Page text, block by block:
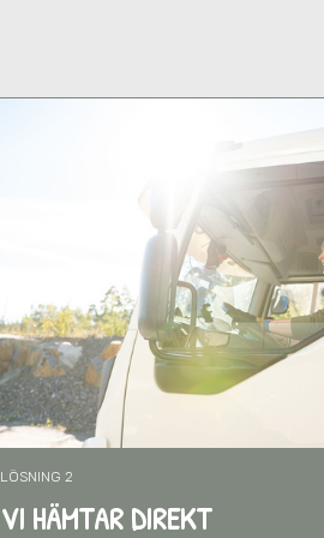
LÖSNING 2
VI HÄMTAR DIREKT